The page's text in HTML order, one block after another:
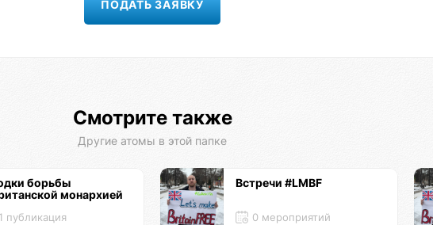
Смотрите также
Другие атомы в этой папке
борьбы
монархией
1 публикация
Встречи #LMBF
0 мероприятий